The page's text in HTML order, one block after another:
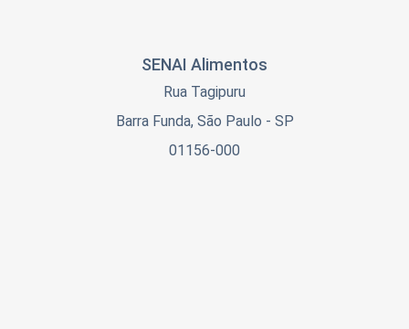
SENAI Alimentos
Rua Tagipuru
Barra Funda, São Paulo - SP
01156-000